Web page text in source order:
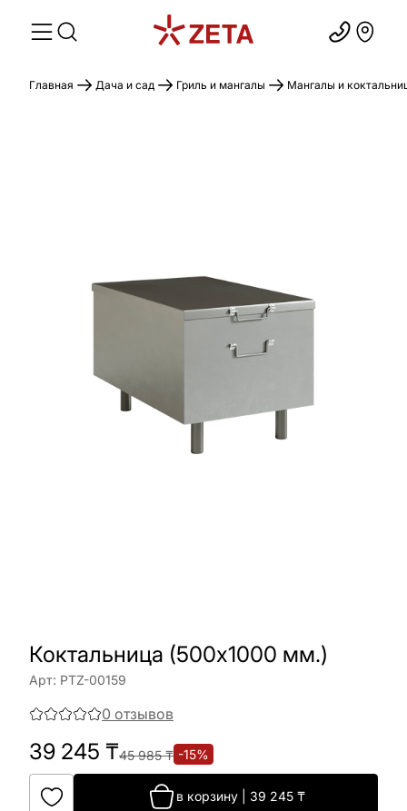
Главная Дача и сад Гриль и мангалы Мангалы и
Коктальница (500х1000 мм.)
Арт: PTZ-00159
0 отзывов
39 245 ₸45 985₸ -15%
в корзину| 39 245₸